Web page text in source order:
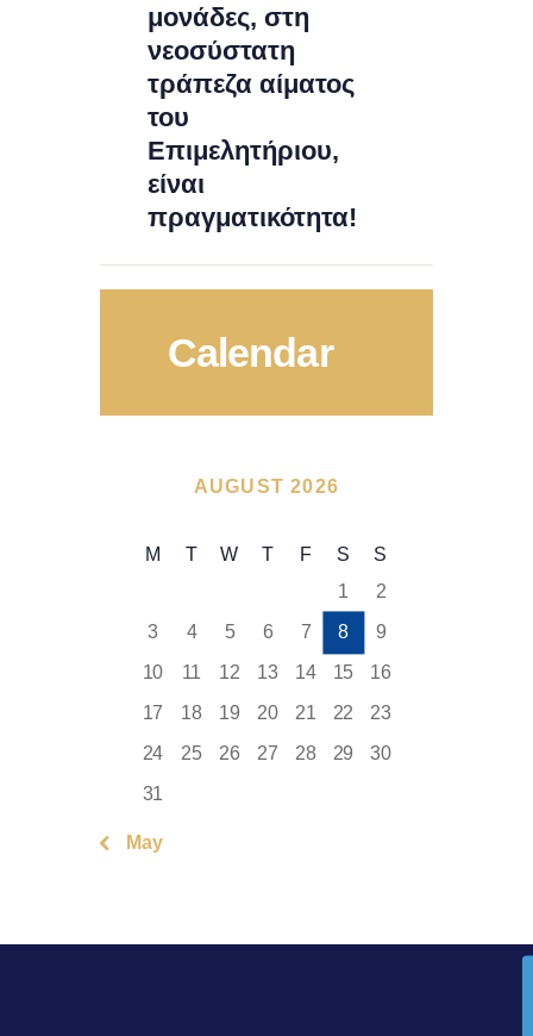
μονάδες, στη
νεοσύστατη
τράπεζα αίματος
του
Επιμελητήριου,
είναι
πραγματικότητα!
Calendar
AUGUST 2026
M T W T F S
S
1
2
3
4 5 6 7 8
9
10
11 12 13 14 15
16
17
18 19 20 21 22
23
24
25 26 27 28 29
30
31
« May